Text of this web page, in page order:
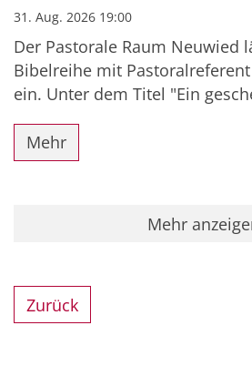
31. Aug. 2026 19:00
Der Pastorale Raum Neuwied
Bibelreihe mit Pastoralreferent
ein. Unter dem Titel "Ein
Mehr
Mehr
Zurück